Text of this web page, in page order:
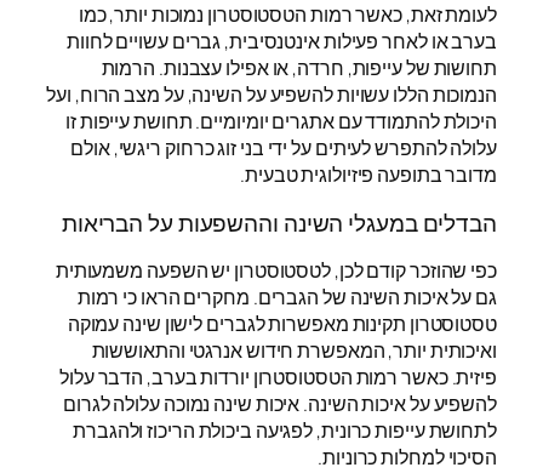
לעומת זאת, כאשר רמות הטסטוסטרון נמוכות יותר, כמו
בערב או לאחר פעילות אינטנסיבית, גברים עשויים לחוות
תחושות של עייפות, חרדה, או אפילו עצבנות. הרמות
הנמוכות הללו עשויות להשפיע על השינה, על מצב הרוח, ועל
היכולת להתמודד עם אתגרים יומיומיים. תחושת עייפות זו
עלולה להתפרש לעיתים על ידי בני זוג כרחוק ריגשי, אולם
מדובר בתופעה פיזיולוגית טבעית.
הבדלים במעגלי השינה וההשפעות על הבריאות
כפי שהוזכר קודם לכן, לטסטוסטרון יש השפעה משמעותית
גם על איכות השינה של הגברים. מחקרים הראו כי רמות
טסטוסטרון תקינות מאפשרות לגברים לישון שינה עמוקה
ואיכותית יותר, המאפשרת חידוש אנרגטי והתאוששות
פיזית. כאשר רמות הטסטוסטרון יורדות בערב, הדבר עלול
להשפיע על איכות השינה. איכות שינה נמוכה עלולה לגרום
לתחושת עייפות כרונית, לפגיעה ביכולת הריכוז ולהגברת
הסיכוי למחלות כרוניות.